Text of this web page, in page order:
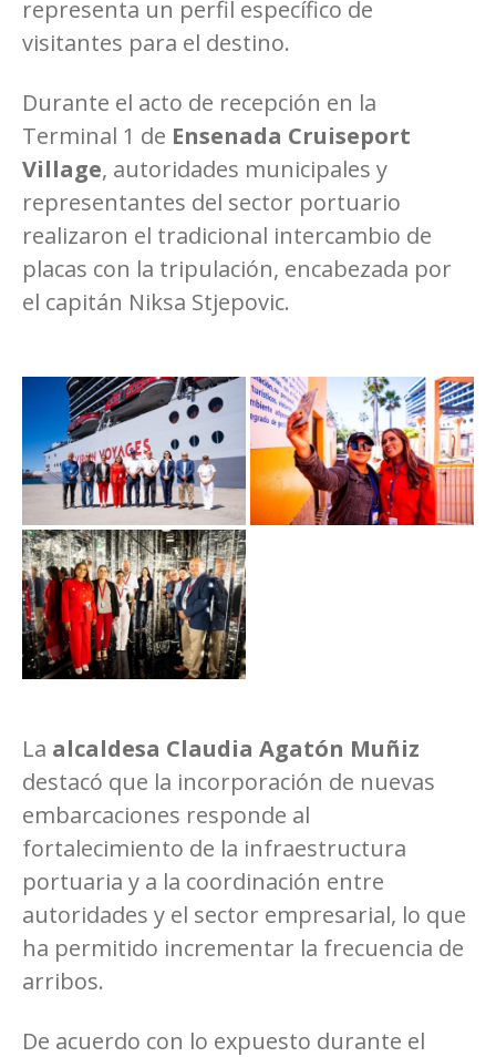
representa un perfil específico de
visitantes para el destino.
Durante el acto de recepción en la
Terminal 1 de Ensenada Cruiseport
Village, autoridades municipales y
representantes del sector portuario
realizaron el tradicional intercambio de
placas con la tripulación, encabezada por
el capitán Niksa Stjepovic.
La alcaldesa Claudia Agatón Muñiz
destacó que la incorporación de nuevas
embarcaciones responde al
fortalecimiento de la infraestructura
portuaria y a la coordinación entre
autoridades y el sector empresarial, lo que
ha permitido incrementar la frecuencia de
arribos.
De acuerdo con lo expuesto durante el